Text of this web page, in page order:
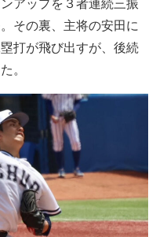
アップを３者連続三振
その裏、主将の安田に
打が飛び出すが、後続
。